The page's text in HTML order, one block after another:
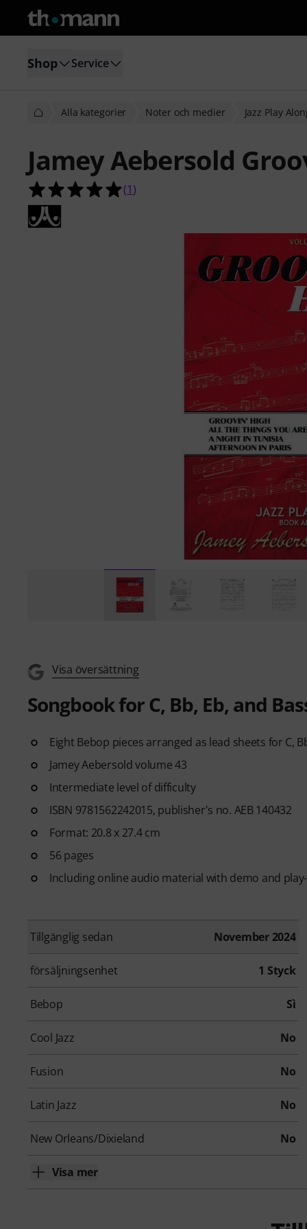
Shop Service
Alla kategorier Noter och medier Jazz Play
Jamey Aebersold
5.0 av 5 stjärnor från 1 kundbetyg
(1)
Visa översättning
Songbook for C, Bb, Eb, and
Eight Bebop pieces arranged as lead sheets for C,
Jamey Aebersold volume 43
Intermediate level of difficulty
ISBN 9781562242015, publisher's no. AEB 140432
Format: 20.8 x 27.4 cm
56 pages
Including online audio material with demo and
Tillgänglig sedan November 2024
försäljningsenhet 1 Styck
Bebop Sì
Cool Jazz No
Fusion No
Latin Jazz No
New Orleans/Dixieland No
Visa mer